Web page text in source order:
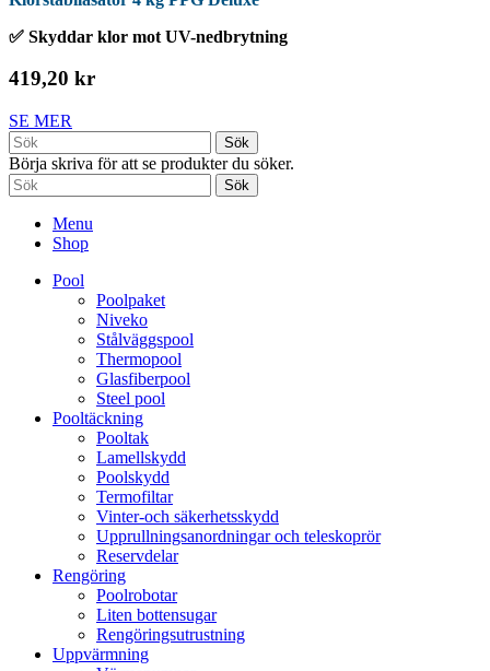
✅ Skyddar klor mot UV-nedbrytning
419,20 kr
SE MER
Sök
Börja skriva för att se produkter du söker.
Sök
Menu
Shop
Pool
Poolpaket
Niveko
Stålväggspool
Thermopool
Glasfiberpool
Steel pool
Pooltäckning
Pooltak
Lamellskydd
Poolskydd
Termofiltar
Vinter-och säkerhetsskydd
Upprullningsanordningar och teleskoprör
Reservdelar
Rengöring
Poolrobotar
Liten bottensugar
Rengöringsutrustning
Uppvärmning